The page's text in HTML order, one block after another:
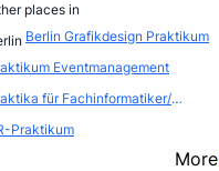
places in
Berlin Grafikdesign Praktikum
Eventmanagement
Praktika für Fachinformatiker/-in Systemintegration
Praktikum
More